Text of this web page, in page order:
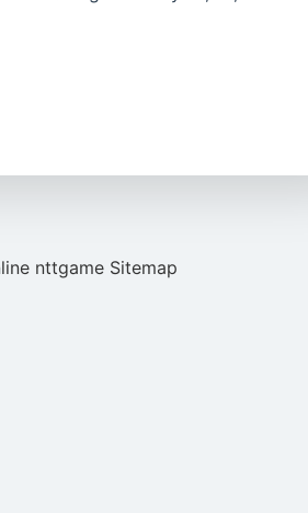
nttgame Sitemap